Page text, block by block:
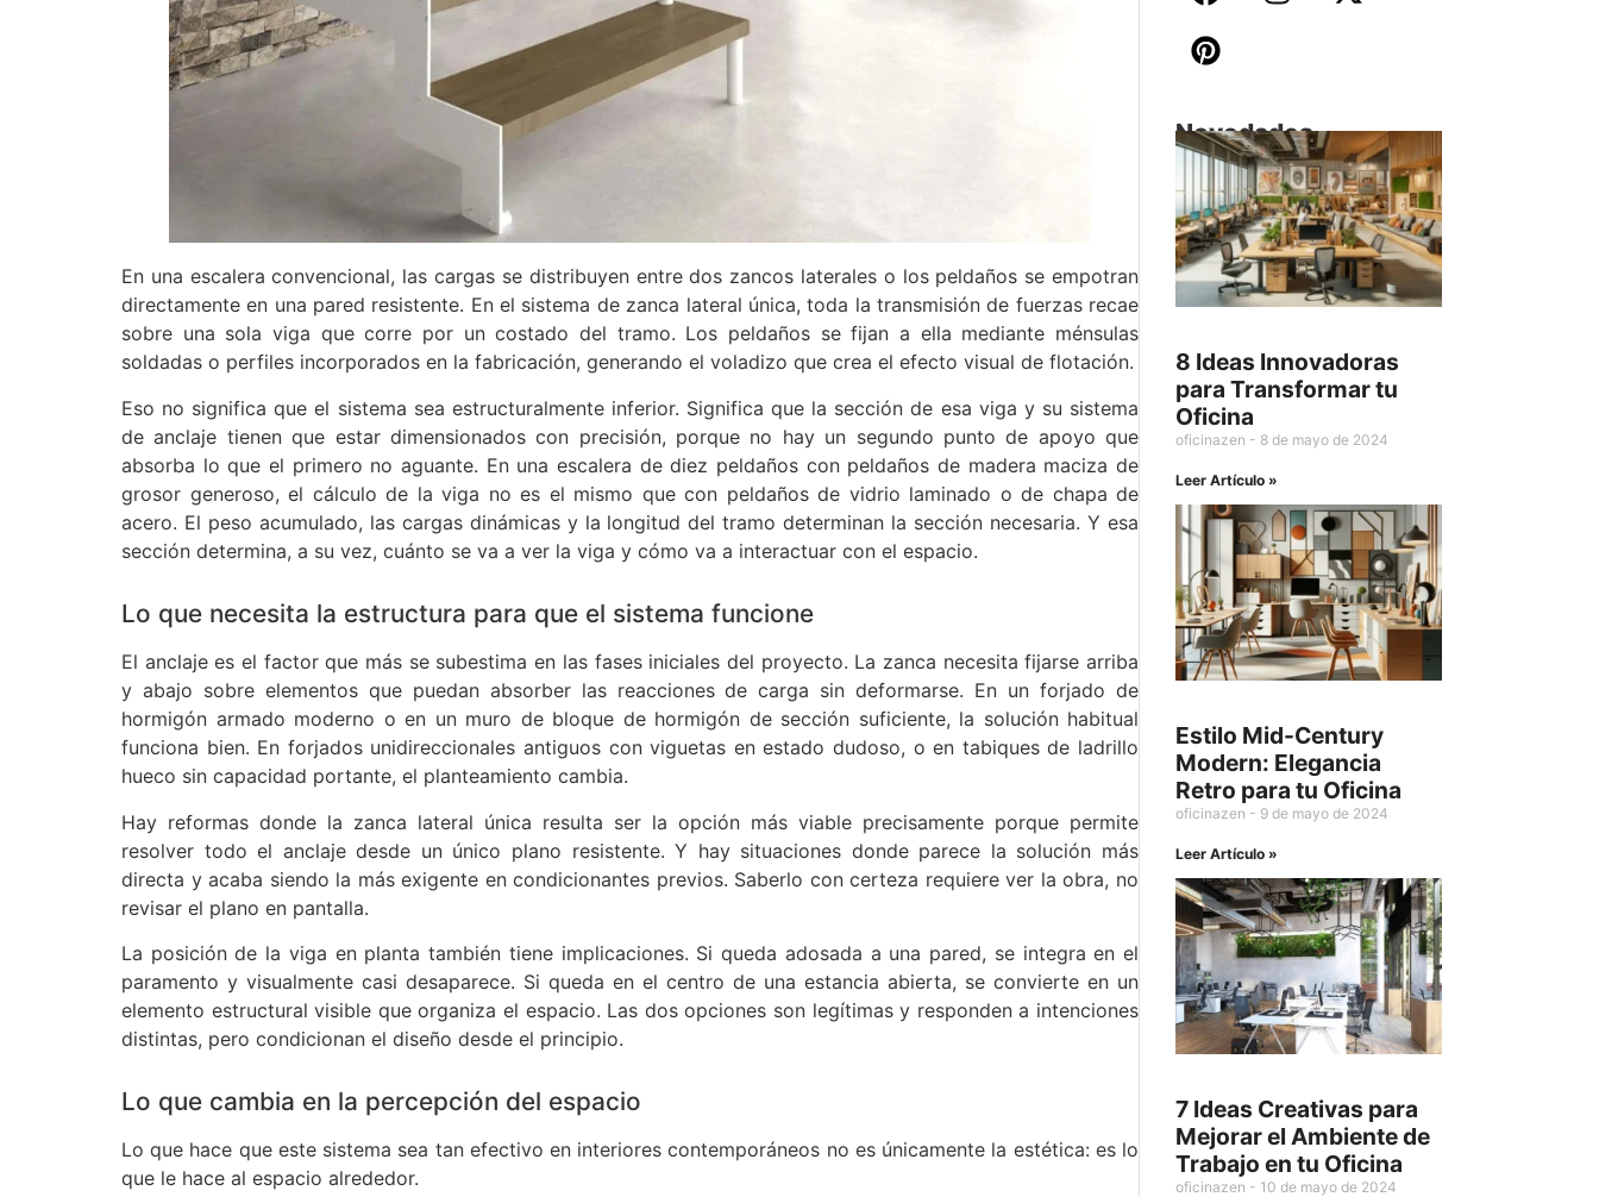
En una escalera convencional, las cargas se distribuyen entre dos zancos laterales o los peldaños se empotran
directamente en una pared resistente. En el sistema de zanca lateral única, toda la transmisión de fuerzas recae
sobre una sola viga que corre por un costado del tramo. Los peldaños se fijan a ella mediante ménsulas
soldadas o perfiles incorporados en la fabricación, generando el voladizo que crea el efecto visual de flotación.
Eso no significa que el sistema sea estructuralmente inferior. Significa que la sección de esa viga y su sistema
de anclaje tienen que estar dimensionados con precisión, porque no hay un segundo punto de apoyo que
absorba lo que el primero no aguante. En una escalera de diez peldaños con peldaños de madera maciza de
grosor generoso, el cálculo de la viga no es el mismo que con peldaños de vidrio laminado o de chapa de
acero. El peso acumulado, las cargas dinámicas y la longitud del tramo determinan la sección necesaria. Y esa
sección determina, a su vez, cuánto se va a ver la viga y cómo va a interactuar con el espacio.
Lo que necesita la estructura para que el sistema funcione
El anclaje es el factor que más se subestima en las fases iniciales del proyecto. La zanca necesita fijarse arriba
y abajo sobre elementos que puedan absorber las reacciones de carga sin deformarse. En un forjado de
hormigón armado moderno o en un muro de bloque de hormigón de sección suficiente, la solución habitual
funciona bien. En forjados unidireccionales antiguos con viguetas en estado dudoso, o en tabiques de ladrillo
hueco sin capacidad portante, el planteamiento cambia.
Hay reformas donde la zanca lateral única resulta ser la opción más viable precisamente porque permite
resolver todo el anclaje desde un único plano resistente. Y hay situaciones donde parece la solución más
directa y acaba siendo la más exigente en condicionantes previos. Saberlo con certeza requiere ver la obra, no
revisar el plano en pantalla.
La posición de la viga en planta también tiene implicaciones. Si queda adosada a una pared, se integra en el
paramento y visualmente casi desaparece. Si queda en el centro de una estancia abierta, se convierte en un
elemento estructural visible que organiza el espacio. Las dos opciones son legítimas y responden a intenciones
distintas, pero condicionan el diseño desde el principio.
Lo que cambia en la percepción del espacio
Lo que hace que este sistema sea tan efectivo en interiores contemporáneos no es únicamente la estética: es lo
que le hace al espacio alrededor.
Novedades
8 Ideas Innovadoras
para Transformar tu
Oficina
oficinazen 8 de mayo de 2024
Leer Artículo »
Estilo Mid-Century
Modern: Elegancia
Retro para tu Oficina
oficinazen 9 de mayo de 2024
Leer Artículo »
7 Ideas Creativas para
Mejorar el Ambiente de
Trabajo en tu Oficina
oficinazen 10 de mayo de 2024